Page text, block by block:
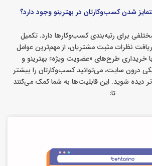
شدن کسب‌وکارتان در بهترینو وجود دارد؟
برای رتبه‌بندی کسب‌وکارها دارد. تکمیل
نظرات مثبت مشتریان، از مهم‌ترین عوامل
خریداری طرح‌های «عضویت ویژه» بهترینو و
درون سایت، می‌توانید کسب‌وکارتان را بیشتر
دیده شوید. این قابلیت‌ها به شما کمک می‌کنند
تا: